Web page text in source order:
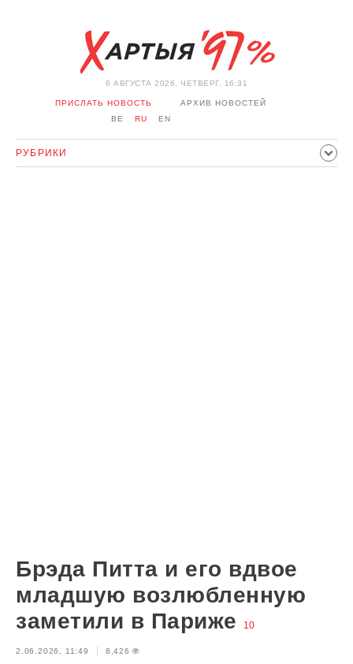
6 АВГУСТА 2026, ЧЕТВЕРГ, 16:31
ПРИСЛАТЬ НОВОСТЬ
АРХИВ НОВОСТЕЙ
BE
RU EN
РУБРИКИ
Брэда Питта и его вдвое
младшую возлюбленную
заметили в Париже
10
2.06.2026, 11:49 8,426